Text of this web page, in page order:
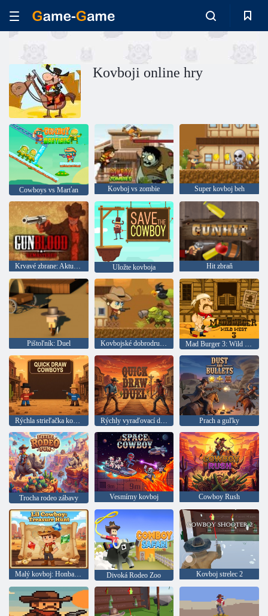
Kovboji online hry
Cowboys vs Marťan Kovboj vs zombie Super kovboj beh
Krvavé zbrane: Aktualizované Uložte kovboja Hit zbraň
Pištoľník: Duel Kovbojské dobrodružstvá Mad Burger 3: Wild West
Rýchla strieľačka kovbojov Rýchly vyraďovací duel Prach a guľky
Trocha rodeo zábavy Vesmírny kovboj Cowboy Rush
Malý kovboj: Honba za pokladom Divoká Rodeo Zoo Kovboj strelec 2